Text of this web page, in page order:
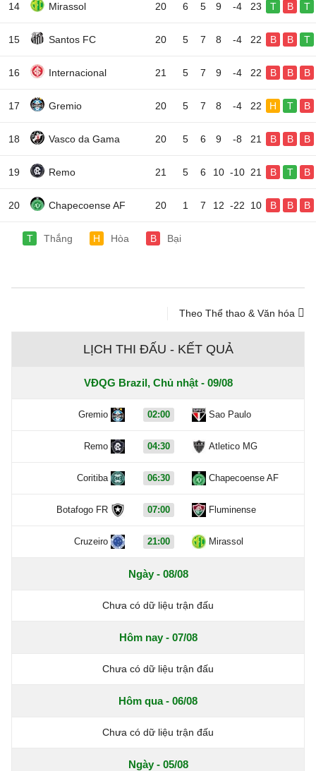
14 Mirassol 20 6 5 9 -4 23 T B T
15 Santos FC 20 5 7 8 -4 22 B B T
16 Internacional 21 5 7 9 -4 22 B B B
17 Gremio 20 5 7 8 -4 22 H T B
18 Vasco da Gama 20 5 6 9 -8 21 B B B
19 Remo 21 5 6 10 -10 21 B T B
20 Chapecoense AF 20 1 7 12 -22 10 B B B
T Thắng H Hòa B Bại
Theo Thể thao & Văn hóa
LỊCH THI ĐẤU - KẾT QUẢ
VĐQG Brazil, Chủ nhật - 09/08
Gremio 02:00 Sao Paulo
Remo 04:30 Atletico MG
Coritiba 06:30 Chapecoense AF
Botafogo FR 07:00 Fluminense
Cruzeiro 21:00 Mirassol
Ngày - 08/08
Chưa có dữ liệu trận đấu
Hôm nay - 07/08
Chưa có dữ liệu trận đấu
Hôm qua - 06/08
Chưa có dữ liệu trận đấu
Ngày - 05/08